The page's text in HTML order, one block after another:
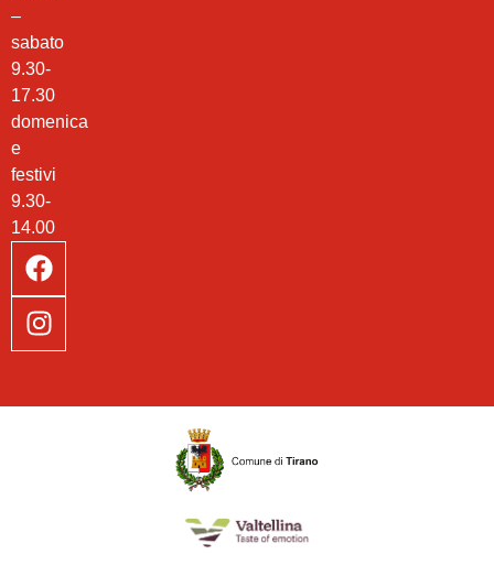
–
sabato
9.30-
17.30
domenica
e
festivi
9.30-
14.00